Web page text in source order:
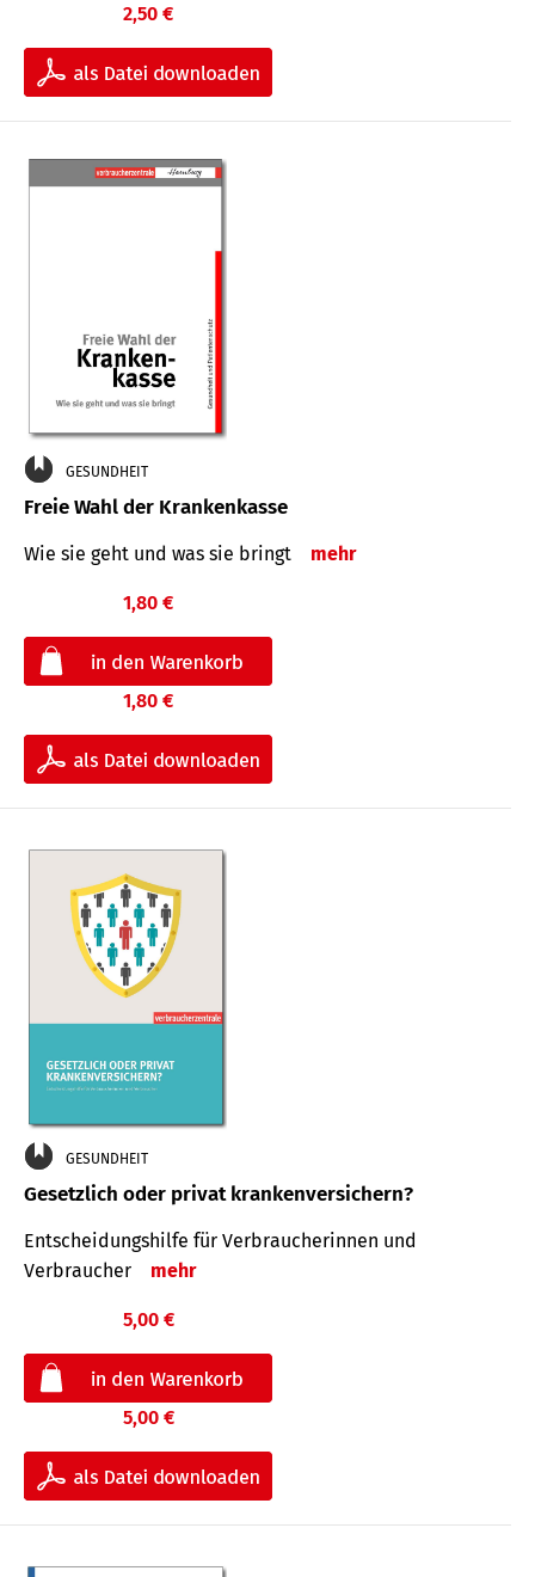
2,50 €
GESUNDHEIT
Freie Wahl der Krankenkasse
Wie sie geht und was sie bringt mehr
1,80 €
1,80 €
GESUNDHEIT
Gesetzlich oder privat krankenversichern?
Entscheidungshilfe für Verbraucherinnen und
Verbraucher
mehr
5,00 €
5,00 €